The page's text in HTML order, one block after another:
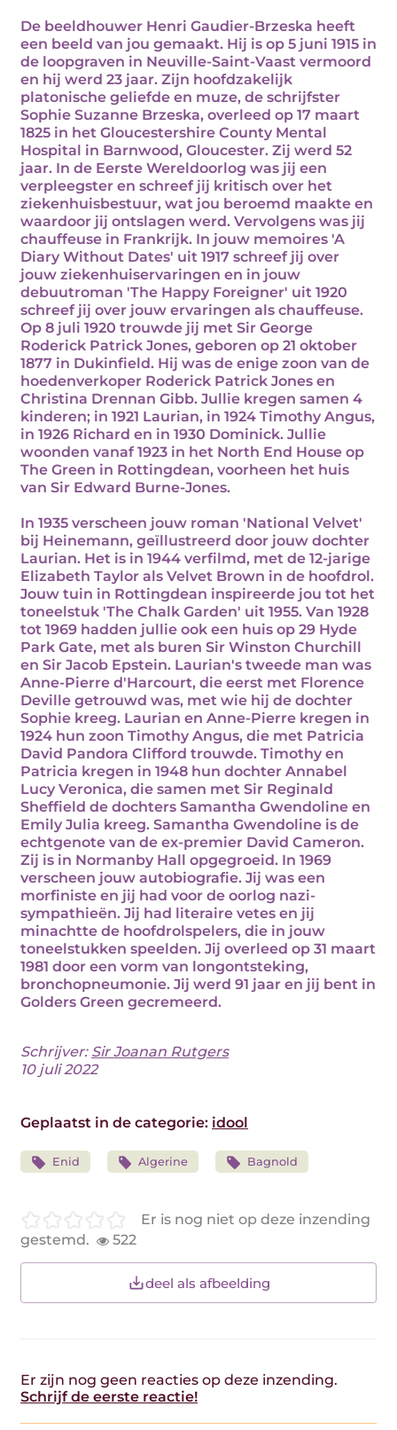
De beeldhouwer Henri Gaudier-Brzeska heeft
een beeld van jou gemaakt. Hij is op 5 juni 1915 in
de loopgraven in Neuville-Saint-Vaast vermoord
en hij werd 23 jaar. Zijn hoofdzakelijk
platonische geliefde en muze, de schrijfster
Sophie Suzanne Brzeska, overleed op 17 maart
1825 in het Gloucestershire County Mental
Hospital in Barnwood, Gloucester. Zij werd 52
jaar. In de Eerste Wereldoorlog was jij een
verpleegster en schreef jij kritisch over het
ziekenhuisbestuur, wat jou beroemd maakte en
waardoor jij ontslagen werd. Vervolgens was jij
chauffeuse in Frankrijk. In jouw memoires 'A
Diary Without Dates' uit 1917 schreef jij over
jouw ziekenhuiservaringen en in jouw
debuutroman 'The Happy Foreigner' uit 1920
schreef jij over jouw ervaringen als chauffeuse.
Op 8 juli 1920 trouwde jij met Sir George
Roderick Patrick Jones, geboren op 21 oktober
1877 in Dukinfield. Hij was de enige zoon van de
hoedenverkoper Roderick Patrick Jones en
Christina Drennan Gibb. Jullie kregen samen 4
kinderen; in 1921 Laurian, in 1924 Timothy Angus,
in 1926 Richard en in 1930 Dominick. Jullie
woonden vanaf 1923 in het North End House op
The Green in Rottingdean, voorheen het huis
van Sir Edward Burne-Jones.
In 1935 verscheen jouw roman 'National Velvet'
bij Heinemann, geïllustreerd door jouw dochter
Laurian. Het is in 1944 verfilmd, met de 12-jarige
Elizabeth Taylor als Velvet Brown in de hoofdrol.
Jouw tuin in Rottingdean inspireerde jou tot het
toneelstuk 'The Chalk Garden' uit 1955. Van 1928
tot 1969 hadden jullie ook een huis op 29 Hyde
Park Gate, met als buren Sir Winston Churchill
en Sir Jacob Epstein. Laurian's tweede man was
Anne-Pierre d'Harcourt, die eerst met Florence
Deville getrouwd was, met wie hij de dochter
Sophie kreeg. Laurian en Anne-Pierre kregen in
1924 hun zoon Timothy Angus, die met Patricia
David Pandora Clifford trouwde. Timothy en
Patricia kregen in 1948 hun dochter Annabel
Lucy Veronica, die samen met Sir Reginald
Sheffield de dochters Samantha Gwendoline en
Emily Julia kreeg. Samantha Gwendoline is de
echtgenote van de ex-premier David Cameron.
Zij is in Normanby Hall opgegroeid. In 1969
verscheen jouw autobiografie. Jij was een
morfiniste en jij had voor de oorlog nazi-
sympathieën. Jij had literaire vetes en jij
minachtte de hoofdrolspelers, die in jouw
toneelstukken speelden. Jij overleed op 31 maart
1981 door een vorm van longontsteking,
bronchopneumonie. Jij werd 91 jaar en jij bent in
Golders Green gecremeerd.
Schrijver: Sir Joanan Rutgers
10 juli 2022
Geplaatst in de categorie: idool
Enid Algerine Bagnold
Er is nog niet op deze inzending
gestemd.
522
deel als afbeelding
Er zijn nog geen reacties op deze inzending.
Schrijf de eerste reactie!